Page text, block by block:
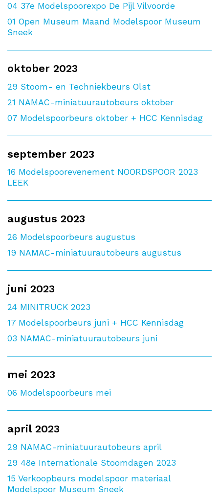
04 37e Modelspoorexpo De Pijl Vilvoorde
01 Open Museum Maand Modelspoor Museum
Sneek
oktober 2023
29 Stoom- en Techniekbeurs Olst
21 NAMAC-miniatuurautobeurs oktober
07 Modelspoorbeurs oktober + HCC Kennisdag
september 2023
16 Modelspoorevenement NOORDSPOOR 2023
LEEK
augustus 2023
26 Modelspoorbeurs augustus
19 NAMAC-miniatuurautobeurs augustus
juni 2023
24 MINITRUCK 2023
17 Modelspoorbeurs juni + HCC Kennisdag
03 NAMAC-miniatuurautobeurs juni
mei 2023
06 Modelspoorbeurs mei
april 2023
29 NAMAC-miniatuurautobeurs april
29 48e Internationale Stoomdagen 2023
15 Verkoopbeurs modelspoor materiaal
Modelspoor Museum Sneek